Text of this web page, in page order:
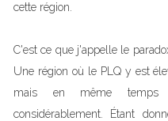
cette région.
C'est ce que j'appelle le
Une région où le PLQ y est
mais en même temps
considérablement. Étant